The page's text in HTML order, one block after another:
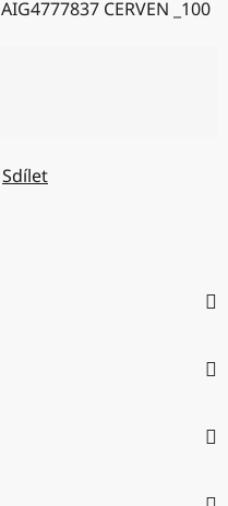
AIG4777837 CERVEN _100
Sdílet